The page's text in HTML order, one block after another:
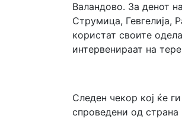
Валандово. За денот
Струмица, Гевгелија,
користат своите
интервенираат на
Следен чекор кој ќе
спроведени од